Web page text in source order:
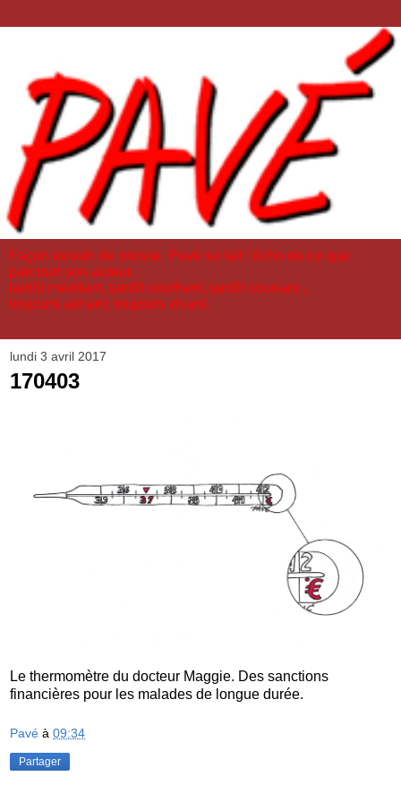
Façon dessin de presse, Pavé se fait l'écho de ce que
parcourt son auteur,
tantôt méditant, tantôt souffrant, tantôt souriant...
toujours aimant, toujours vivant.
lundi 3 avril 2017
170403
Le thermomètre du docteur Maggie. Des sanctions
financières pour les malades de longue durée.
Pavé à 09:34
Partager